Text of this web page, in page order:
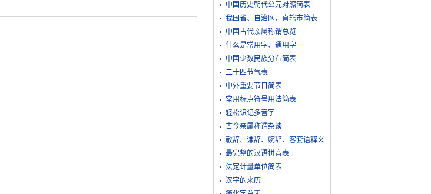
中国历史朝代公元对照简表
我国省、自治区、直辖市简表
中国古代亲属称谓总览
什么是常用字、通用字
中国少数民族分布简表
二十四节气表
中外重要节日简表
常用标点符号用法简表
轻松识记多音字
古今亲属称谓杂谈
敬​辞​、​谦​辞​、​婉​辞​、​客​套​语​释​义
最完整的汉语拼音表
法定计量单位简表
汉字的来历